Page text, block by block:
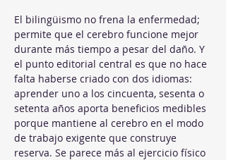
El bilingüismo no frena la enfermedad;
permite que el cerebro funcione mejor
durante más tiempo a pesar del daño. Y
el punto editorial central es que no hace
falta haberse criado con dos idiomas:
aprender uno a los cincuenta, sesenta o
setenta años aporta beneficios medibles
porque mantiene al cerebro en el modo
de trabajo exigente que construye
reserva. Se parece más al ejercicio físico